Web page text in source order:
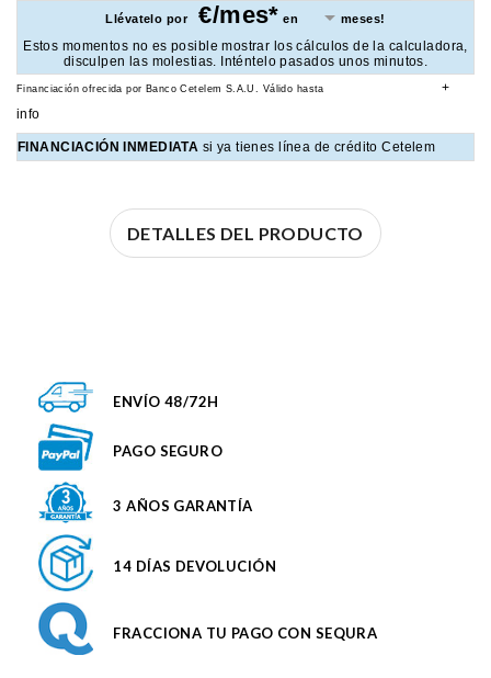
Llévatelo por €/mes* en meses!
Estos momentos no es posible mostrar los cálculos de la calculadora,
disculpen las molestias. Inténtelo pasados unos minutos.
Financiación ofrecida por Banco Cetelem S.A.U. Válido hasta
+
info
FINANCIACIÓN INMEDIATA si ya tienes línea de crédito Cetelem
DETALLES DEL PRODUCTO
ENVÍO 48/72H
PAGO SEGURO
3 AÑOS GARANTÍA
14 DÍAS DEVOLUCIÓN
FRACCIONA TU PAGO CON SEQURA